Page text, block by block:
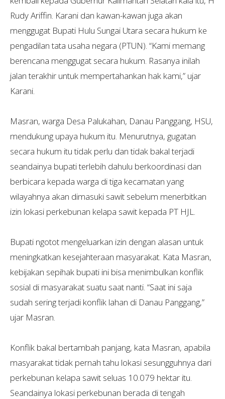
Rudy Ariffin. Karani dan kawan-kawan juga akan
menggugat Bupati Hulu Sungai Utara secara hukum ke
pengadilan tata usaha negara (PTUN). “Kami memang
berencana menggugat secara hukum. Rasanya inilah
jalan terakhir untuk mempertahankan hak kami,” ujar
Karani.
Masran, warga Desa Palukahan, Danau Panggang, HSU,
mendukung upaya hukum itu. Menurutnya, gugatan
secara hukum itu tidak perlu dan tidak bakal terjadi
seandainya bupati terlebih dahulu berkoordinasi dan
berbicara kepada warga di tiga kecamatan yang
wilayahnya akan dimasuki sawit sebelum menerbitkan
izin lokasi perkebunan kelapa sawit kepada PT HJL.
Bupati ngotot mengeluarkan izin dengan alasan untuk
meningkatkan kesejahteraan masyarakat. Kata Masran,
kebijakan sepihak bupati ini bisa menimbulkan konflik
sosial di masyarakat suatu saat nanti. “Saat ini saja
sudah sering terjadi konflik lahan di Danau Panggang,”
ujar Masran.
Konflik bakal bertambah panjang, kata Masran, apabila
masyarakat tidak pernah tahu lokasi sesungguhnya dari
perkebunan kelapa sawit seluas 10.079 hektar itu.
Seandainya lokasi perkebunan berada di tengah